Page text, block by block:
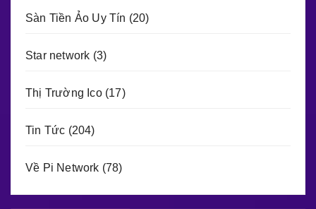
Sàn Tiền Ảo Uy Tín (20)
Star network (3)
Thị Trường Ico(17)
Tin Tức (204)
Về Pi Network (78)